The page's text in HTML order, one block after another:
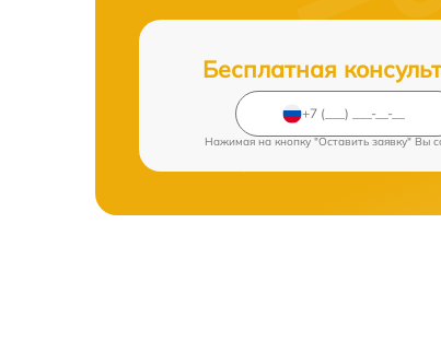
Бесплатная
Нажимая на кнопку "Оставить заявку" Вы